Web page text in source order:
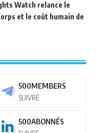
Watch relance le
et le coût humain de
500MEMBERS
SUIVRE
500ABONNÉS